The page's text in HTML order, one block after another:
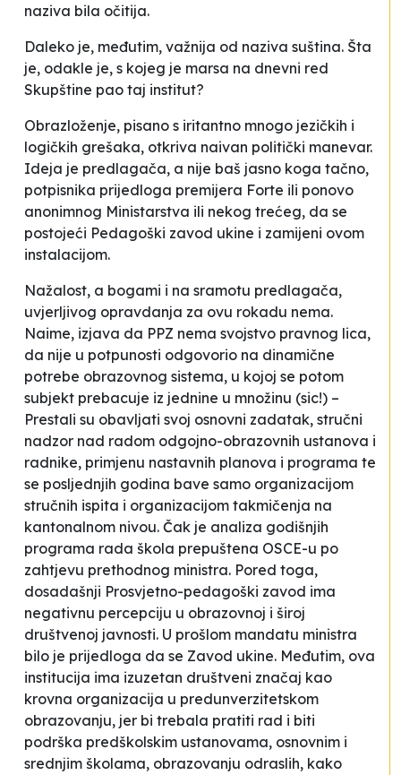
naziva bila očitija.
Daleko je, međutim, važnija od naziva suština. Šta
je, odakle je, s kojeg je marsa na dnevni red
Skupštine pao taj institut?
Obrazloženje, pisano s iritantno mnogo jezičkih i
logičkih grešaka, otkriva naivan politički manevar.
Ideja je predlagača, a nije baš jasno koga tačno,
potpisnika prijedloga premijera Forte ili ponovo
anonimnog Ministarstva ili nekog trećeg, da se
postojeći Pedagoški zavod ukine i zamijeni ovom
instalacijom.
Nažalost, a bogami i na sramotu predlagača,
uvjerljivog opravdanja za ovu rokadu nema.
Naime, izjava da PPZ nema svojstvo pravnog lica,
da nije u potpunosti odgovorio na dinamične
potrebe obrazovnog sistema, u kojoj se potom
subjekt prebacuje iz jednine u množinu (sic!) –
Prestali su obavljati svoj osnovni zadatak, stručni
nadzor nad radom odgojno-obrazovnih ustanova i
radnike, primjenu nastavnih planova i programa te
se posljednjih godina bave samo organizacijom
stručnih ispita i organizacijom takmičenja na
kantonalnom nivou. Čak je analiza godišnjih
programa rada škola prepuštena OSCE-u po
zahtjevu prethodnog ministra. Pored toga,
dosadašnji Prosvjetno-pedagoški zavod ima
negativnu percepciju u obrazovnoj i široj
društvenoj javnosti. U prošlom mandatu ministra
bilo je prijedloga da se Zavod ukine. Međutim, ova
institucija ima izuzetan društveni značaj kao
krovna organizacija u predunverzitetskom
obrazovanju, jer bi trebala pratiti rad i biti
podrška predškolskim ustanovama, osnovnim i
srednjim školama, obrazovanju odraslih, kako